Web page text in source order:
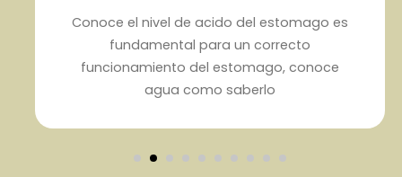
Conoce el nivel de acido del estomago es
fundamental para un correcto
funcionamiento del estomago, conoce
agua como saberlo